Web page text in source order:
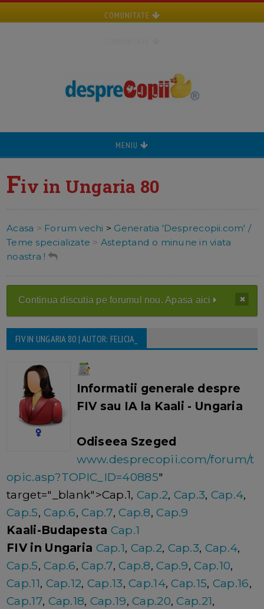
COMUNITATE
MENIU
Fiv in Ungaria 80
Acasa > Forum vechi > Generatia 'Desprecopii.com' /
Teme specializate > Asteptand o minune in viata
noastra !
Continua discutia pe forumul nou. Apasa aici
FIV IN UNGARIA 80 | AUTOR: FELICIA_
Informatii generale despre
FIV sau IA la Kaali - Ungaria
Odiseea Szeged
www.desprecopii.com/forum/t
opic.asp?TOPIC_ID=40885"
target="_blank">Cap.1, Cap.2, Cap.3, Cap.4,
Cap.5,Cap.6,Cap.7,Cap.8,Cap.9
Kaali-Budapesta Cap.1
FIV in Ungaria Cap.1, Cap.2, Cap.3, Cap.4,
Cap.5,Cap.6,Cap.7,Cap.8,Cap.9,Cap.10,
Cap.11, Cap.12, Cap.13,Cap.14,Cap.15, Cap.16,
Cap.17, Cap.18, Cap.19,Cap.20,Cap.21,